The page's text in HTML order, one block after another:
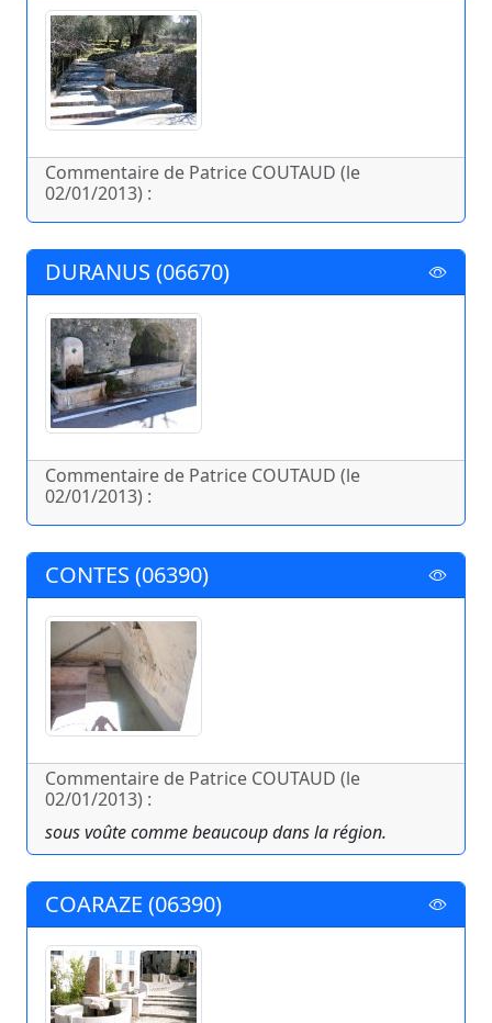
Commentaire de Patrice COUTAUD (le
02/01/2013) :
DURANUS (06670)
Commentaire de Patrice COUTAUD (le
02/01/2013) :
CONTES (06390)
Commentaire de Patrice COUTAUD (le
02/01/2013) :
sous voûte comme beaucoup dans la région.
COARAZE (06390)